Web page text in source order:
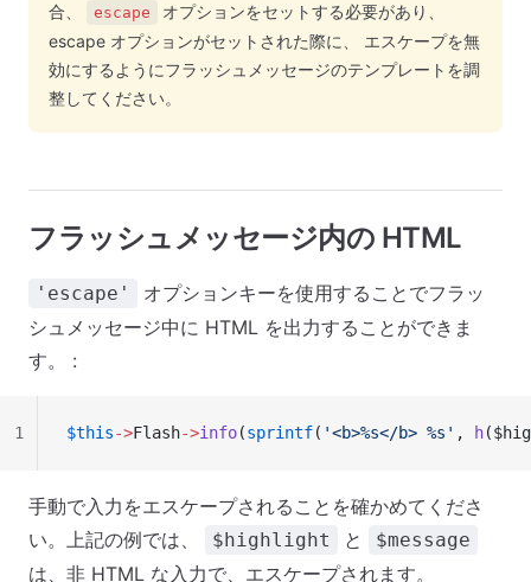
合、
escape
オプションをセットする必要があり、
escape オプションがセットされた際に、 エスケープを無
効にするようにフラッシュメッセージのテンプレートを調
整してください。
フラッシュメッセージ内の HTML
'escape'
オプションキーを使用することでフラッ
シュメッセージ中に HTML を出力することができま
す。 :
$this->Flash->info(sprintf( '<b>%s</b> %s' , h
1
手動で入力をエスケープされることを確かめてくださ
い。上記の例では、
$highlight と $message
は、非 HTML な入力で、エスケープされます。